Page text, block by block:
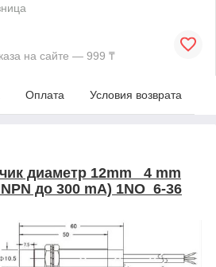
на сайте — 999 ₸
Оплата Условия возврата
диаметр 12mm 4 mm
до 300 mA) 1NO 6-36